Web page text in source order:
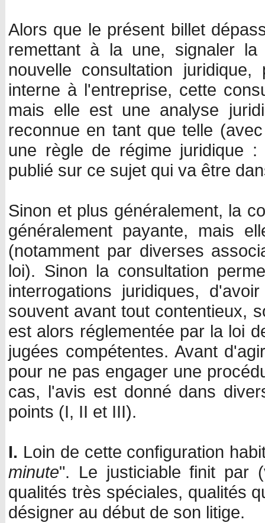
Alors que le présent billet
remettant à la une, signaler
nouvelle consultation
interne à l'entreprise, cette
mais elle est une analyse
reconnue en tant que telle
une règle de régime juridique
publié sur ce sujet qui va être
Sinon et plus généralement, la
généralement payante, mais
(notamment par diverses
loi). Sinon la consultation
interrogations juridiques,
souvent avant tout contentieux,
est alors réglementée par la loi
jugées compétentes. Avant
pour ne pas engager une
cas, l'avis est donné dans
points (I, II et III).
I. Loin de cette configuration
minute". Le justiciable finit par
qualités très spéciales, qualités
désigner au début de son litige.